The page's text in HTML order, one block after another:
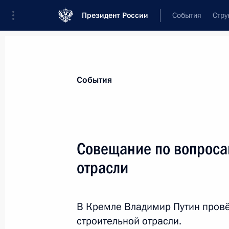
Президент России События
международного экономического
16 августа 2023 года, 20:00
События
Совещание по
отрасли
В Кремле Владимир Путин
строительной отрасли.